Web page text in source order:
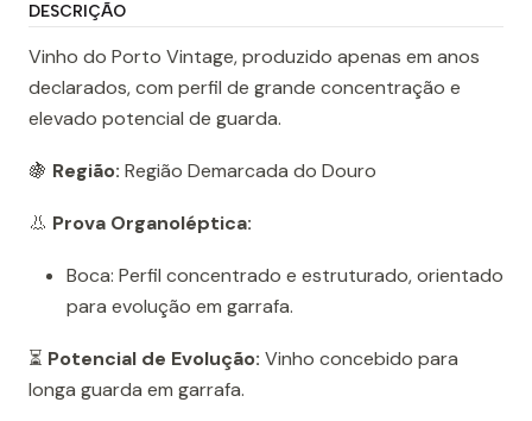
DESCRIÇÃO
Vinho do Porto Vintage, produzido apenas em anos
declarados, com perfil de grande concentração e
elevado potencial de guarda.
🍇 Região: Região Demarcada do Douro
👃 Prova Organoléptica:
Boca: Perfil concentrado e estruturado, orientado
para evolução em garrafa.
⏳ Potencial de Evolução: Vinho concebido para
longa guarda em garrafa.